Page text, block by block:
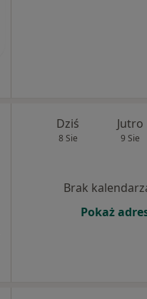
Dziś
8 Sie
Jutro
9 Sie
Brak
Pokaż